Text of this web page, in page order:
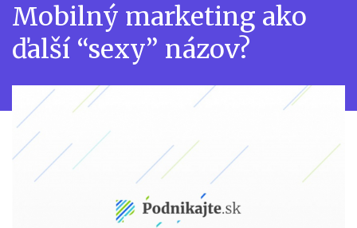
Mobilný marketing ako
ďalší “sexy” názov?